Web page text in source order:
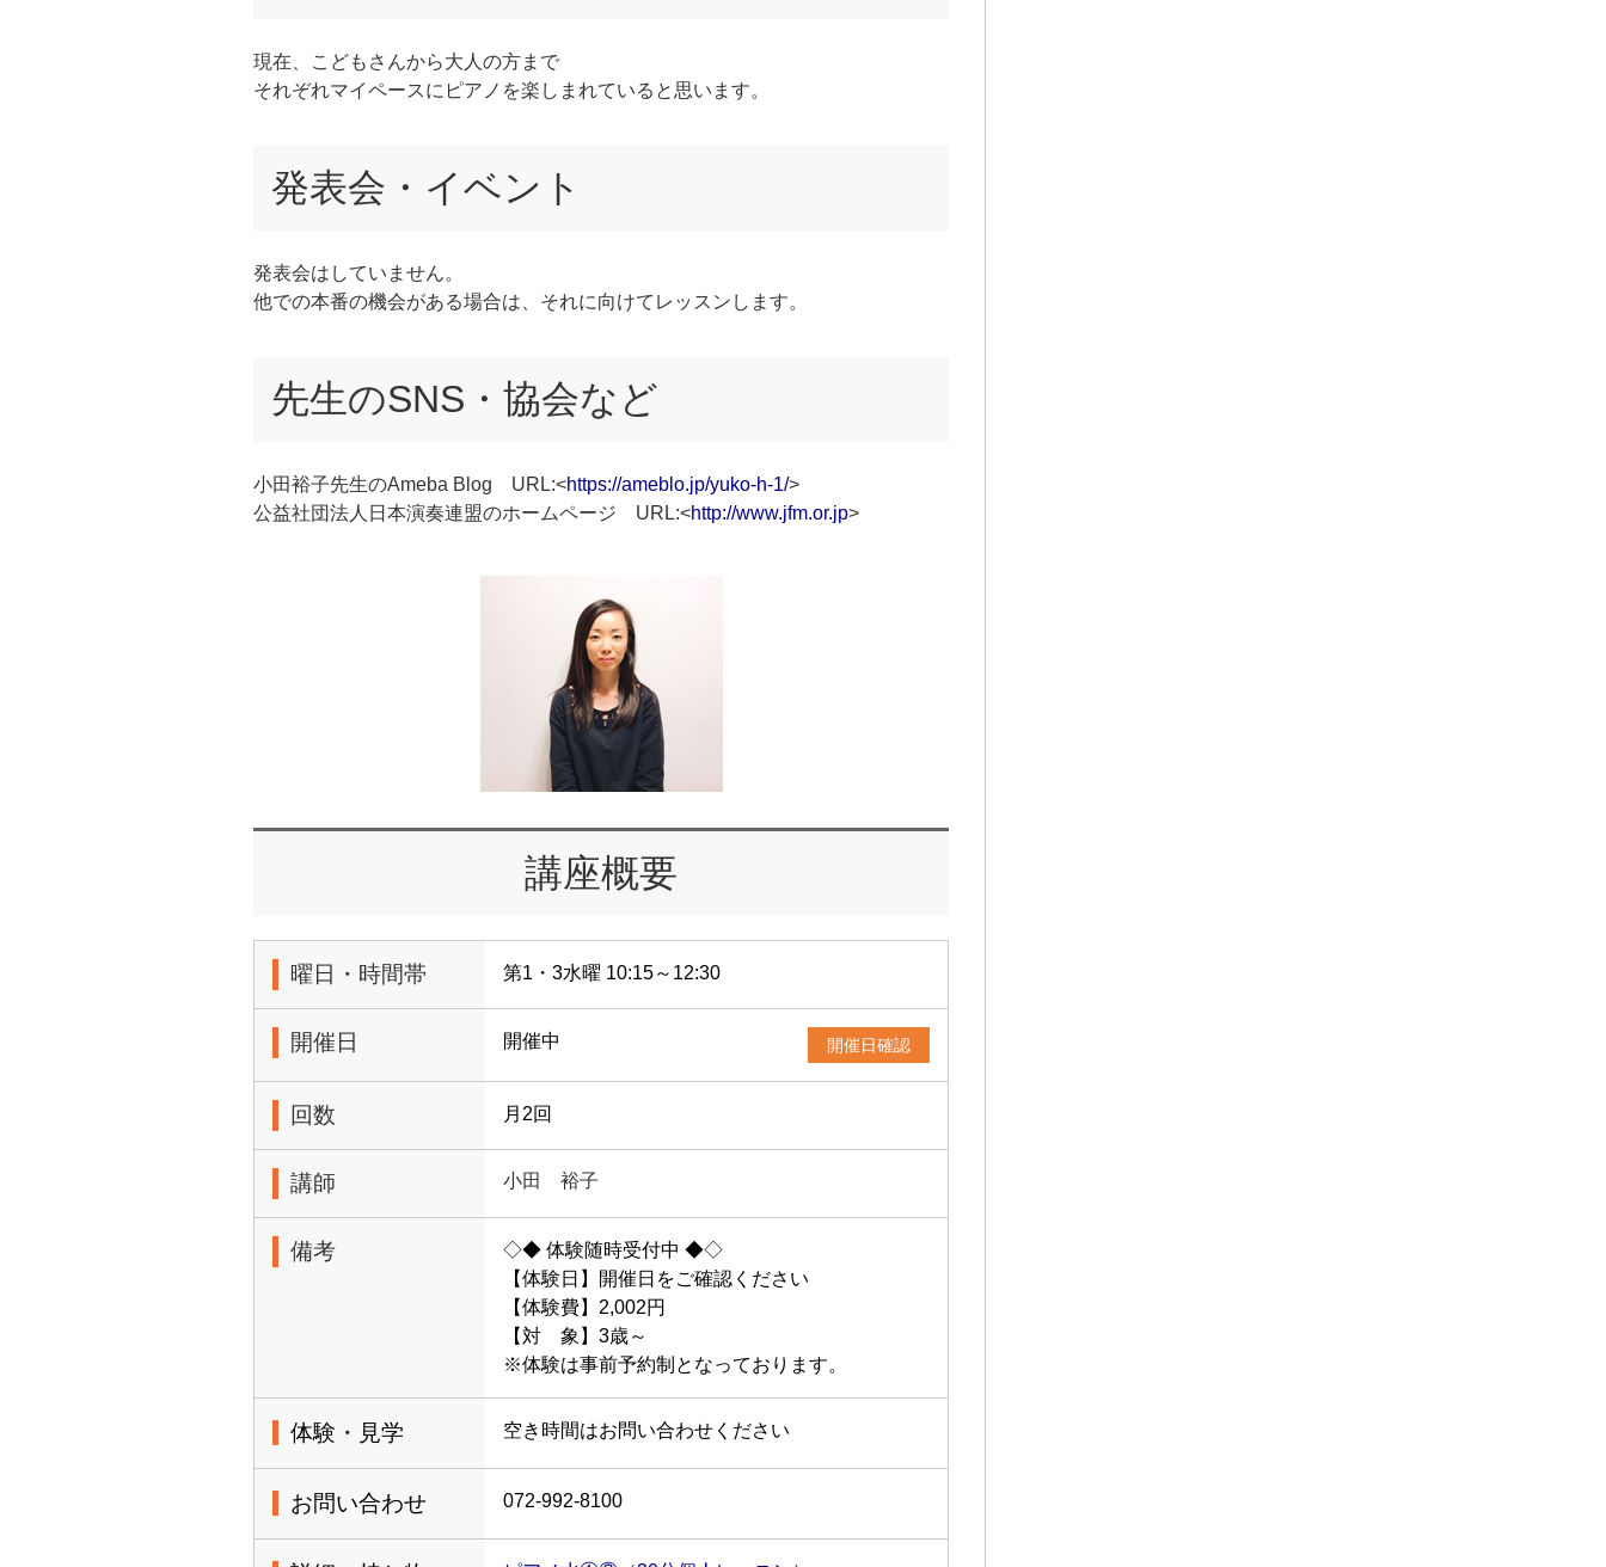
現在、こどもさんから大人の方まで
それぞれマイペースにピアノを楽しまれていると思います。
発表会・イベント
発表会はしていません。
他での本番の機会がある場合は、それに向けてレッスンします。
先生のSNS・協会など
小田裕子先生のAmeba Blog URL:<https://ameblo.jp/yuko-h-1/>
公益社団法人日本演奏連盟のホームページ URL:<http://www.jfm.or.jp>
講座概要
曜日・時間帯 第1・3水曜 10:15～12:30
開催日 開催中 開催日確認
回数 月2回
講師 小田 裕子
備考
◇◆ 体験随時受付中 ◆◇
【体験日】開催日をご確認ください
【体験費】2,002円
【対 象】3歳～
※体験は事前予約制となっております。
体験・見学 空き時間はお問い合わせください
お問い合わせ 072-992-8100